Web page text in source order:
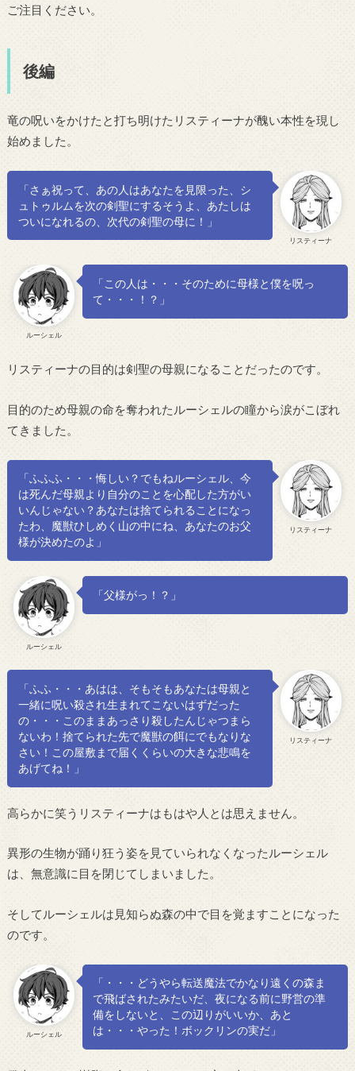
ご注目ください。
後編
竜の呪いをかけたと打ち明けたリスティーナが醜い本性を現し
始めました。
リスティーナ
「さぁ祝って、あの人はあなたを見限った、シ
ュトゥルムを次の剣聖にするそうよ、あたしは
ついになれるの、次代の剣聖の母に！」
ルーシェル
「この人は・・・そのために母様と僕を呪っ
て・・・！？」
リスティーナの目的は剣聖の母親になることだったのです。
目的のため母親の命を奪われたルーシェルの瞳から涙がこぼれ
てきました。
リスティーナ
「ふふふ・・・悔しい？でもねルーシェル、今
は死んだ母親より自分のことを心配した方がい
いんじゃない？あなたは捨てられることになっ
たわ、魔獣ひしめく山の中にね、あなたのお父
様が決めたのよ」
ルーシェル
「父様がっ！？」
リスティーナ
「ふふ・・・あはは、そもそもあなたは母親と
一緒に呪い殺され生まれてこないはずだった
の・・・このままあっさり殺したんじゃつまら
ないわ！捨てられた先で魔獣の餌にでもなりな
さい！この屋敷まで届くくらいの大きな悲鳴を
あげてね！」
高らかに笑うリスティーナはもはや人とは思えません。
異形の生物が踊り狂う姿を見ていられなくなったルーシェル
は、無意識に目を閉じてしまいました。
そしてルーシェルは見知らぬ森の中で目を覚ますことになった
のです。
ルーシェル
「・・・どうやら転送魔法でかなり遠くの森ま
で飛ばされたみたいだ、夜になる前に野営の準
備をしないと、この辺りがいいか、あと
は・・・やった！ボックリンの実だ」